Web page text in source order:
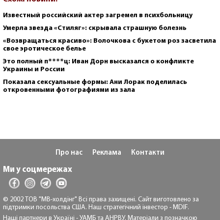
Известный российский актер загремел в психбольницу
Умерла звезда «Стиляг»: скрывала страшную болезнь
«Возвращаться красиво»: Волочкова с букетом роз засветила
свое эротическое белье
Это полный п****ц: Иван Дорн высказался о конфликте
Украины и России
Показала сексуальные формы: Ани Лорак поделилась
откровенными фотографиями из зала
Про нас Реклама Контакти
Ми у соцмережах
© 2002 ТОВ "МВ-холдінг" Всі права захищені. Сайт виготовлено за
підтримки посольства США. Наш стратегічний інвестор - MDIF.
Наші партнери в Україні - УАМБ та АНРВУ. Матеріали з позначкою